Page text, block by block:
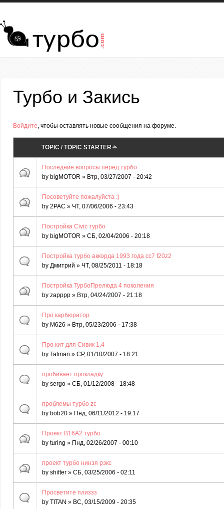
Перейти к основному содержанию
Турбо и Закись
Войдите, чтобы оставлять новые сообщения на форуме.
TOPIC / TOPIC STARTER
Последние вопросы перед турбо
by bigMOTOR » Втр, 03/27/2007 - 20:42
Посоветуйте пожалуйста :)
by 2PAC » ЧТ, 07/06/2006 - 23:43
Постройка Civic турбо
by bigMOTOR » СБ, 02/04/2006 - 20:18
Постройка турбо аккорда 1993 года сс7 f20z2
by Дмитрий » ЧТ, 08/25/2011 - 18:18
Постройка ТурбоПрелюда 4 поколения
by zapppp » Втр, 04/24/2007 - 21:18
Про карбюратор
by M626 » Втр, 05/23/2006 - 17:38
Про кит для Сивик 1.4
by Talman » СР, 01/10/2007 - 18:21
пробивает прокладку
by sergo » СБ, 01/12/2008 - 18:48
проблемы турбо zc
by bob20 » Пнд, 06/11/2012 - 19:17
Проект B16A2 турбо
by turing » Пнд, 02/26/2007 - 00:10
проект турбо нинзя рэкс
by shifter » СБ, 03/25/2006 - 02:11
Просветите плиззз
by TITAN » ВС, 03/15/2009 - 20:35